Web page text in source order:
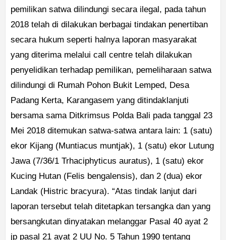
pemilikan satwa dilindungi secara ilegal, pada tahun
2018 telah di dilakukan berbagai tindakan penertiban
secara hukum seperti halnya laporan masyarakat
yang diterima melalui call centre telah dilakukan
penyelidikan terhadap pemilikan, pemeliharaan satwa
dilindungi di Rumah Pohon Bukit Lemped, Desa
Padang Kerta, Karangasem yang ditindaklanjuti
bersama sama Ditkrimsus Polda Bali pada tanggal 23
Mei 2018 ditemukan satwa-satwa antara lain: 1 (satu)
ekor Kijang (Muntiacus muntjak), 1 (satu) ekor Lutung
Jawa (7/36/1 Trhaciphyticus auratus), 1 (satu) ekor
Kucing Hutan (Felis bengalensis), dan 2 (dua) ekor
Landak (Histric bracyura). “Atas tindak lanjut dari
laporan tersebut telah ditetapkan tersangka dan yang
bersangkutan dinyatakan melanggar Pasal 40 ayat 2
jp pasal 21 ayat 2 UU No. 5 Tahun 1990 tentang